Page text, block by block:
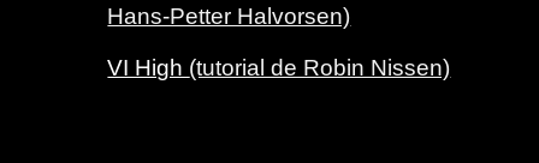
Hans-Petter Halvorsen)
VI High (tutorial de Robin Nissen)